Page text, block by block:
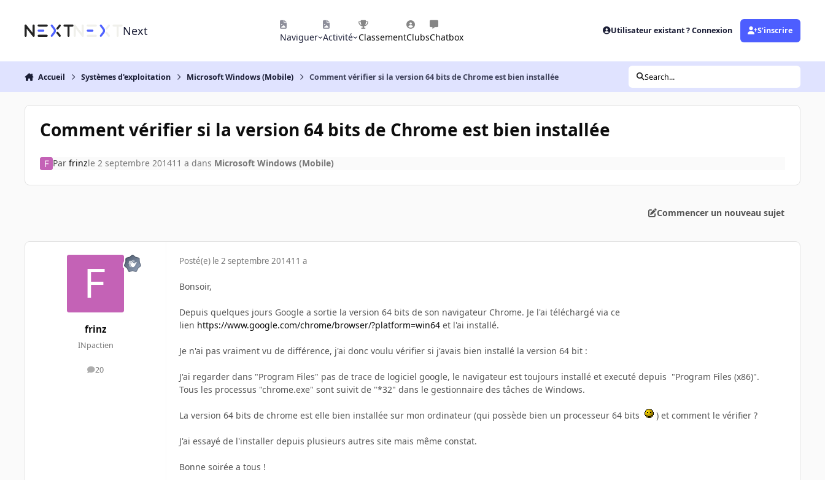
Next Naviguer Activité ClassementClubsChatbox
Utilisateur existant ? Connexion S’inscrire
Accueil Systèmes d'exploitation Microsoft Windows (Mobile) Comment vérifier si la version 64 bits de Chrome est bien installée Search...
Comment vérifier si la version 64 bits de Chrome est bien installée
Par frinzle 2 septembre 201411 a dans Microsoft Windows (Mobile)
Commencer un nouveau sujet
frinz
INpactien
20
messages
Posté(e) le 2 septembre 201411 a
Bonsoir,
Depuis quelques jours Google a sortie la version 64 bits de son navigateur Chrome. Je l'ai téléchargé via ce
lien https://www.google.com/chrome/browser/?platform=win64 et l'ai installé.
Je n'ai pas vraiment vu de différence, j'ai donc voulu vérifier si j'avais bien installé la version 64 bit :
J'ai regarder dans "Program Files" pas de trace de logiciel google, le navigateur est toujours installé et executé depuis "Program Files (x86)".
Tous les processus "chrome.exe" sont suivit de "*32" dans le gestionnaire des tâches de Windows.
La version 64 bits de chrome est elle bien installée sur mon ordinateur (qui possède bien un processeur 64 bits ) et comment le vérifier ?
J'ai essayé de l'installer depuis plusieurs autres site mais même constat.
Bonne soirée a tous !